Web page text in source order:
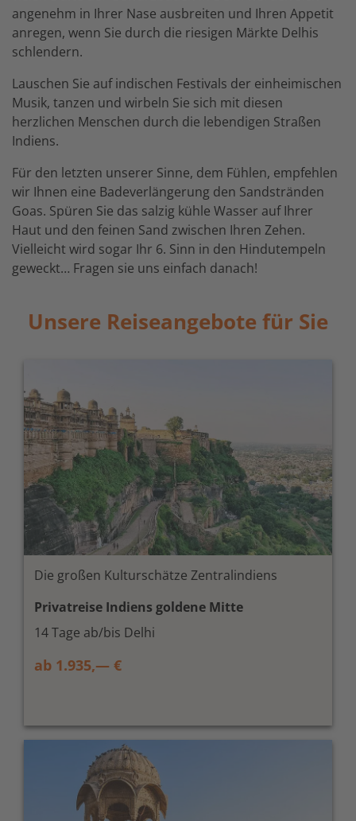
angenehm in Ihrer Nase ausbreiten und Ihren Appetit
anregen, wenn Sie durch die riesigen Märkte Delhis
schlendern.
Lauschen Sie auf indischen Festivals der einheimischen
Musik, tanzen und wirbeln Sie sich mit diesen
herzlichen Menschen durch die lebendigen Straßen
Indiens.
Für den letzten unserer Sinne, dem Fühlen, empfehlen
wir Ihnen eine Badeverlängerung den Sandstränden
Goas. Spüren Sie das salzig kühle Wasser auf Ihrer
Haut und den feinen Sand zwischen Ihren Zehen.
Vielleicht wird sogar Ihr 6. Sinn in den Hindutempeln
geweckt… Fragen sie uns einfach danach!
Unsere Reiseangebote für Sie
Die großen Kulturschätze Zentralindiens
Privatreise Indiens goldene Mitte
14 Tage ab/bis Delhi
ab 1.935,— €